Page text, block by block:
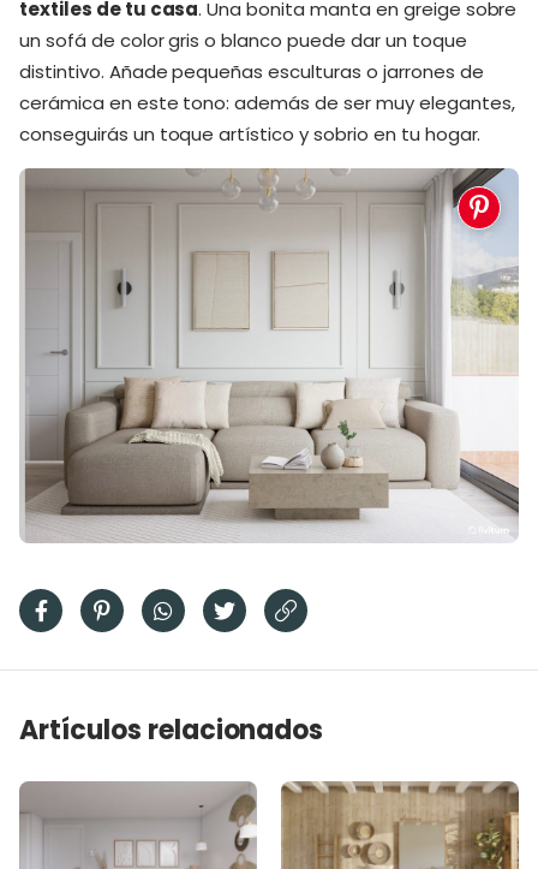
textiles de tu casa. Una bonita manta en greige sobre
un sofá de color gris o blanco puede dar un toque
distintivo. Añade pequeñas esculturas o jarrones de
cerámica en este tono: además de ser muy elegantes,
conseguirás un toque artístico y sobrio en tu hogar.
Artículos relacionados